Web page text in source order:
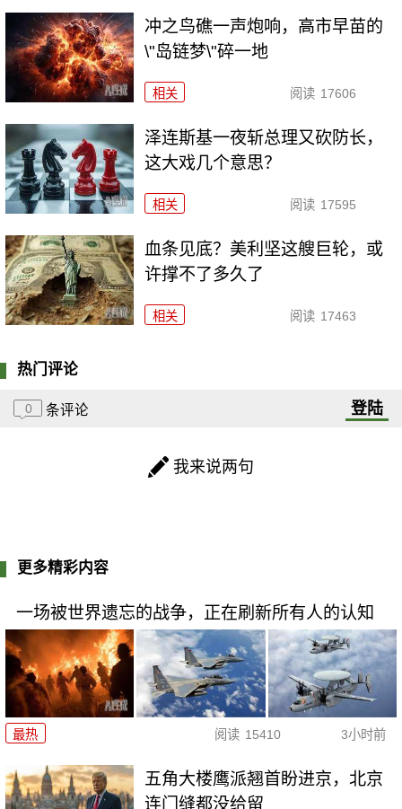
冲之鸟礁一声炮响，高市早苗的
\"岛链梦\"碎一地
相关 阅读 17606
泽连斯基一夜斩总理又砍防长，
这大戏几个意思？
相关 阅读 17595
血条见底？美利坚这艘巨轮，或
许撑不了多久了
相关 阅读 17463
热门评论
0 条评论 登陆
我来说两句
更多精彩内容
一场被世界遗忘的战争，正在刷新所有人的认知
最热 阅读 15410 3小时前
五角大楼鹰派翘首盼进京，北京
连门缝都没给留